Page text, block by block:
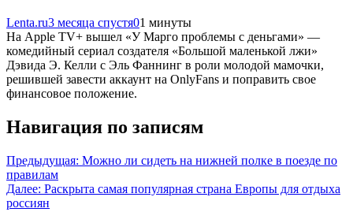
Lenta.ru3 месяца спустя01 минуты
На Apple TV+ вышел «У Марго проблемы с деньгами» —
комедийный сериал создателя «Большой маленькой лжи»
Дэвида Э. Келли с Эль Фаннинг в роли молодой мамочки,
решившей завести аккаунт на OnlyFans и поправить свое
финансовое положение.
Навигация по записям
Предыдущая: Можно ли сидеть на нижней полке в поезде по
правилам
Далее: Раскрыта самая популярная страна Европы для отдыха
россиян